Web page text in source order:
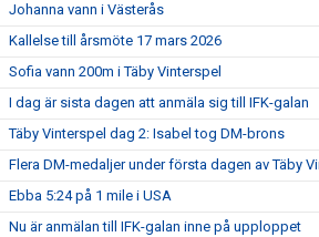
Johanna vann i Västerås
Kallelse till årsmöte 17 mars 2026
Sofia vann 200m i Täby Vinterspel
I dag är sista dagen att anmäla sig till IFK-galan
Täby Vinterspel dag 2: Isabel tog DM-brons
Flera DM-medaljer under första dagen av Täby
Ebba 5:24 på 1 mile i USA
Nu är anmälan till IFK-galan inne på upploppet